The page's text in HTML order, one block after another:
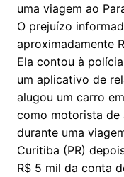
uma viagem ao
O prejuízo
aproximadamente
Ela contou à
um aplicativo de
alugou um carro
como motorista de
durante uma
Curitiba (PR)
R$ 5 mil da conta